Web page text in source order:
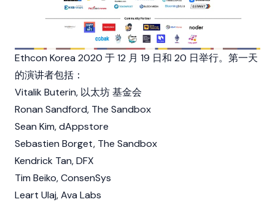
Ethcon Korea 2020 于 12 月 19 日和 20 日举行。第一天
的演讲者包括：
Vitalik Buterin, 以太坊基金会
Ronan Sandford, The Sandbox
Sean Kim, dAppstore
Sebastien Borget, The Sandbox
Kendrick Tan, DFX
Tim Beiko, ConsenSys
Leart Ulaj, Ava Labs